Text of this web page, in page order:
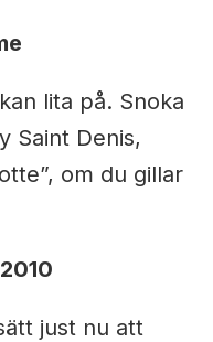
lita på. Snoka
Saint Denis,
om du gillar
just nu att